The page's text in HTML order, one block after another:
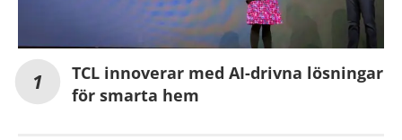
TCL innoverar med AI-drivna lösningar
för smarta hem